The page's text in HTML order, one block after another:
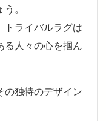
。
トライバルラグは
る人々の心を掴ん
の独特のデザイン